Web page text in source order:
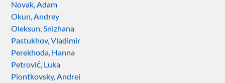
Novak, Adam
Okun, Andrey
Oleksun, Snizhana
Pastukhov, Vladimir
Perekhoda, Hanna
Petrović, Luka
Piontkovsky, Andrei